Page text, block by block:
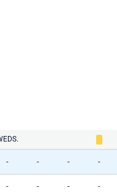
- - - -
- - - -